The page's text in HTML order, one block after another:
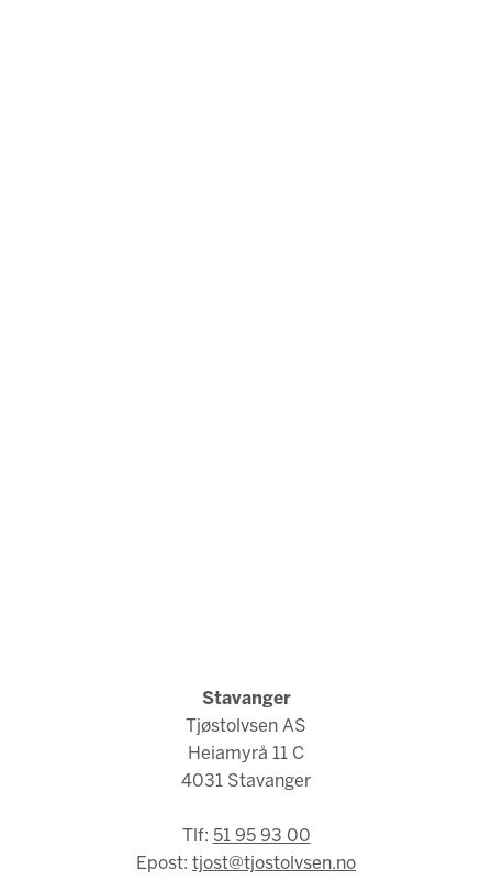
Stavanger
Tjøstolvsen AS
Heiamyrå 11 C
4031 Stavanger
Tlf: 51 95 93 00
Epost: tjost@tjostolvsen.no